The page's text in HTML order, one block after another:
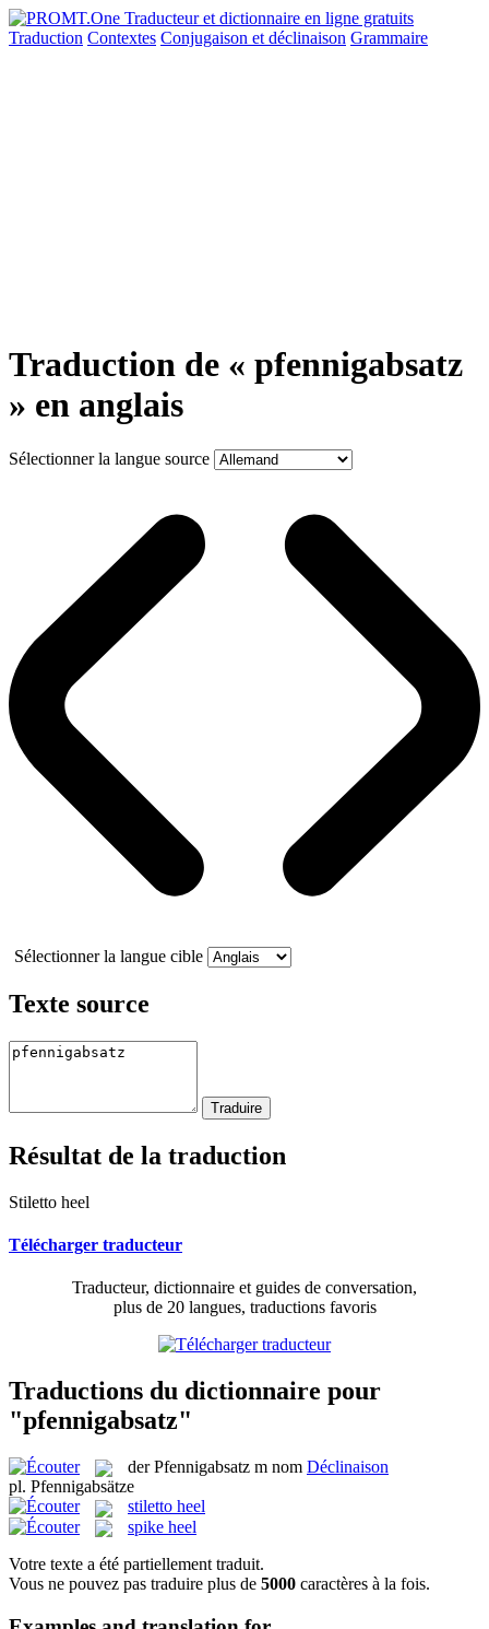
Traduction Contextes Conjugaison et déclinaison Grammaire
Traduction de « pfennigabsatz
» en anglais
Sélectionner la langue source
Sélectionner la langue cible
Texte source
Résultat de la traduction
Stiletto heel
Télécharger traducteur
Traducteur, dictionnaire et guides de conversation,
plus de 20 langues, traductions favoris
Traductions du dictionnaire pour
"pfennigabsatz"
derPfennigabsatz m nom Déclinaison
pl. Pfennigabsätze
stiletto heel
spike heel
Votre texte a été partiellement traduit.
Vous ne pouvez pas traduire plus de 5000 caractères à la fois.